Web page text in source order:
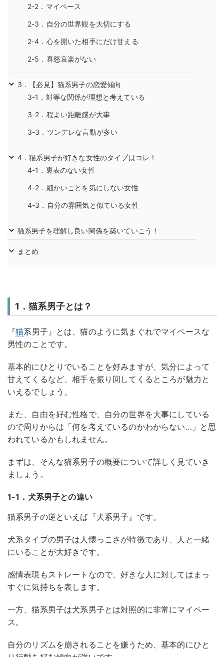
2-2．マイペース
2-3．自分の世界観を大切にする
2-4．心を開いた相手にだけ甘える
2-5．喜怒哀楽がない
3．【必見】猫系男子の恋愛傾向
3-1．対等な関係が理想と考えている
3-2．程よい距離感が大事
3-3．ツンデレな言動が多い
4．猫系男子が好きな女性のタイプはコレ！
4-1．裏表のない女性
4-2．細かいことを気にしない女性
4-3．自分の雰囲気と似ている女性
猫系男子を理解し良い関係を築いていこう！
まとめ
1．猫系男子とは？
『猫系男子』とは、猫のように気まぐれでマイペースな
男性のことです。
基本的にひとりでいることを好みますが、気分によって
甘えてくるなど、相手を振り回してくるところが魅力と
いえるでしょう。
また、自由を好む性格で、自分の世界を大事にしている
ので周りからは「何を考えているのかわからない…」と思
われているかもしれません。
まずは、そんな猫系男子の概要について詳しく見ていき
ましょう。
1-1．犬系男子との違い
猫系男子の逆といえば『犬系男子』です。
犬系タイプの男子は人懐っこさが特徴であり、人と一緒
にいることが大好きです。
感情表現もストレートなので、好きな人に対してはまっ
すぐに気持ちを表します。
一方、猫系男子は犬系男子とは対照的に非常にマイペー
ス。
自分のリズムを崩されることを嫌うため、基本的にひと